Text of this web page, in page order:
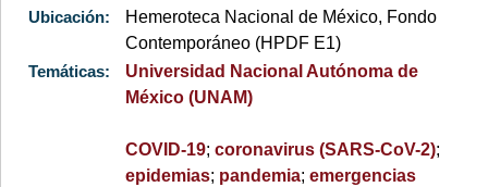
Ubicación:
Hemeroteca Nacional de México, Fondo
Contemporáneo (HPDF E1)
Temáticas:
Universidad Nacional Autónoma de
México (UNAM)
COVID-19;coronavirus (SARS-CoV-2);
epidemias; pandemia;emergencias